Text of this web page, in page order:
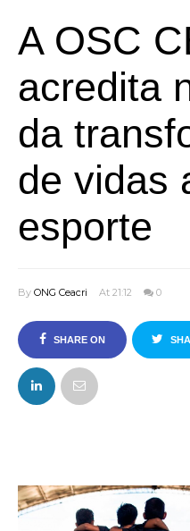
A OSC
acredita
da
de vidas
esporte
By ONG Ceacri At 21:12 0
SHARE ON
FACEBOOK